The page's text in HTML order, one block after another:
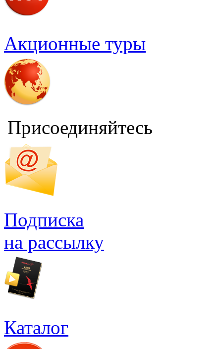
Акционные туры
Присоединяйтесь
Подписка
на рассылку
Каталог